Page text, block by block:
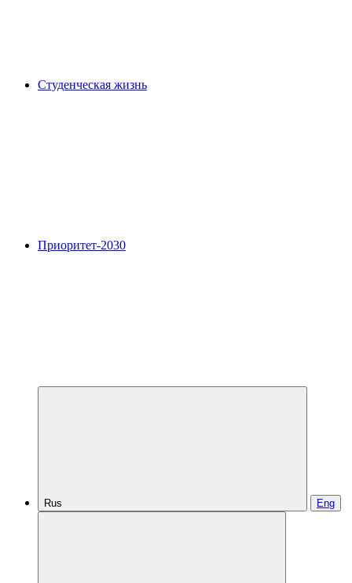
Студенческая жизнь
Приоритет-2030
Rus Eng